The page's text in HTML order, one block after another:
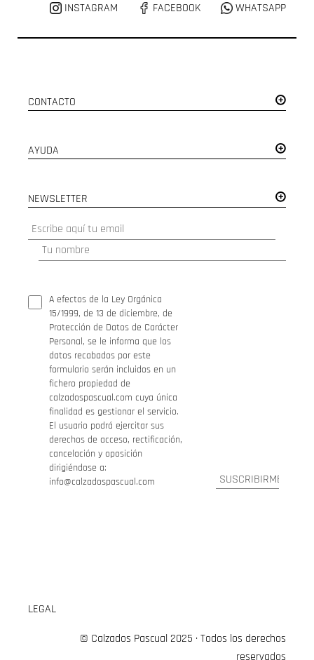
INSTAGRAM
FACEBOOK WHATSAPP
CONTACTO
AYUDA
NEWSLETTER
A efectos de la Ley Orgánica
15/1999, de 13 de diciembre, de
Protección de Datos de Carácter
Personal, se le informa que los
datos recabados por este
formulario serán incluidos en un
fichero propiedad de
calzadospascual.com cuya única
finalidad es gestionar el servicio.
El usuario podrá ejercitar sus
derechos de acceso, rectificación,
cancelación y oposición
dirigiéndose a:
info@calzadospascual.com
LEGAL
© Calzados Pascual 2025 · Todos los derechos
reservados